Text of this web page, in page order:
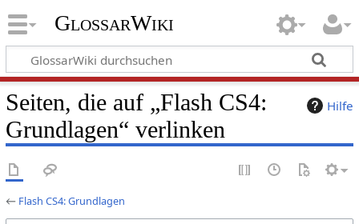
GlossarWiki
Hilfe
Seiten, die auf „Flash CS4:
Grundlagen“ verlinken
← Flash CS4: Grundlagen